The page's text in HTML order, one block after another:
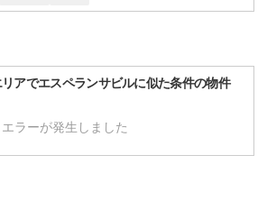
アでエスペランサビルに似た条件の物件
エラーが発生しました